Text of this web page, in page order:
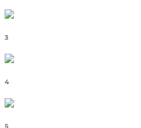
3
4
5